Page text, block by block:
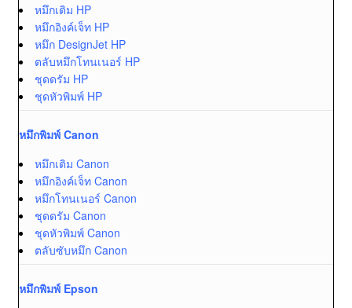
หมึกเติม HP
หมึกอิงค์เจ็ท HP
หมึก DesignJet HP
ตลับหมึกโทนเนอร์ HP
ชุดดรัม HP
ชุดหัวพิมพ์ HP
หมึกพิมพ์ Canon
หมึกเติม Canon
หมึกอิงค์เจ็ท Canon
หมึกโทนเนอร์ Canon
ชุดดรัม Canon
ชุดหัวพิมพ์ Canon
ตลับซับหมึก Canon
หมึกพิมพ์ Epson